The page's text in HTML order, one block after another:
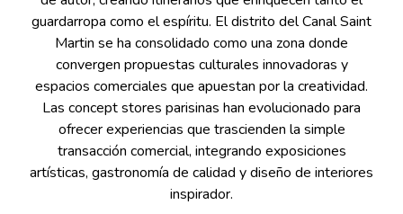
guardarropa como el espíritu. El distrito del Canal Saint
Martin se ha consolidado como una zona donde
convergen propuestas culturales innovadoras y
espacios comerciales que apuestan por la creatividad.
Las concept stores parisinas han evolucionado para
ofrecer experiencias que trascienden la simple
transacción comercial, integrando exposiciones
artísticas, gastronomía de calidad y diseño de interiores
inspirador.